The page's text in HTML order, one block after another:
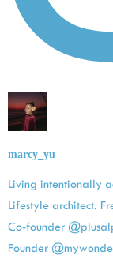
marcy_yu
Living intentionally
Lifestyle architect.
Co-founder
Founder